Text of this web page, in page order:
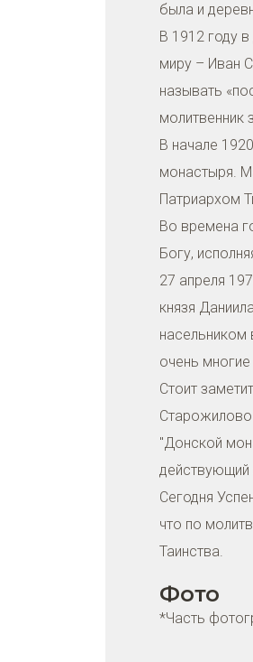
была и
В 1912 году
миру – Иван
называть
молитвенник
В начале
монастыря.
Патриархом
Во времена
Богу,
27 апреля
князя
насельником
очень
Стоит
Старожилово
"Донской
действующий
Сегодня
что по
Таинства.
Фото
*Часть